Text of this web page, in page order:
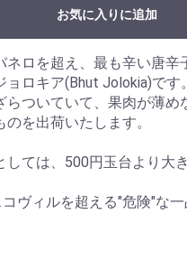
お気に入りに追加
ネロを超え、最も辛い唐
ョロキア(Bhut Jolokia)です。
らついていて、果肉が薄め
のを出荷いたします。
しては、500円玉台より大
ヴィルを超える"危険"な一